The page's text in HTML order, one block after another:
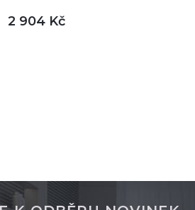
2 904 Kč